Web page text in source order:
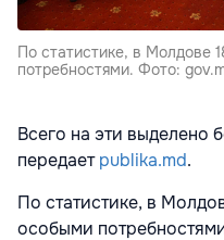
По статистике, в Молдове
потребностями. Фото:
Всего на эти выделено
передаетpublika.md.
По статистике, в
особыми